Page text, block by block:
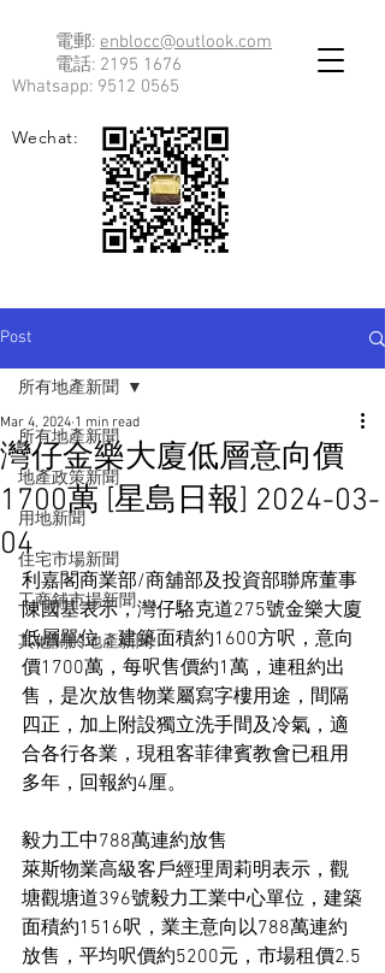
電郵: enblocc@outlook.com
電話: 2195 1676
Whatsapp: 9512 0565
Wechat:
Post
所有地產新聞
地產政策新聞
用地新聞
住宅市場新聞
工商舖市場新聞
其他關於地產新聞
所有地產新聞
灣仔金樂大廈低層意向價
1700萬 [星島日報] 2024-03-
04
Mar 4, 2024 1 min read
利嘉閣商業部/商舖部及投資部聯席董事
陳國基表示，灣仔駱克道275號金樂大廈
低層單位，建築面積約1600方呎，意向
價1700萬，每呎售價約1萬，連租約出
售，是次放售物業屬寫字樓用途，間隔
四正，加上附設獨立洗手間及冷氣，適
合各行各業，現租客菲律賓教會已租用
多年，回報約4厘。
毅力工中788萬連約放售
萊斯物業高級客戶經理周莉明表示，觀
塘觀塘道396號毅力工業中心單位，建築
面積約1516呎，業主意向以788萬連約
放售，平均呎價約5200元，市場租價2.5